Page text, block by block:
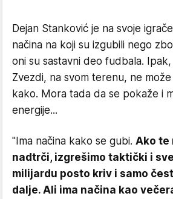
Dejan Stanković je na svoje
načina na koji su izgubili nego
oni su sastavni deo fudbala.
Zvezdi, na svom terenu, ne
kako. Mora tada da se pokaže i
energije...
"Ima načina kako se gubi. Ako te
nadtrči, izgrešimo taktički i
milijardu posto kriv i samo
dalje. Ali ima načina kao